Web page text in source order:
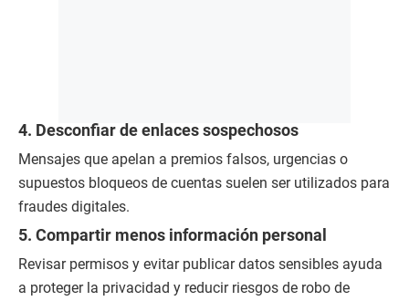
4. Desconfiar de enlaces sospechosos
Mensajes que apelan a premios falsos, urgencias o
supuestos bloqueos de cuentas suelen ser utilizados para
fraudes digitales.
5. Compartir menos información personal
Revisar permisos y evitar publicar datos sensibles ayuda
a proteger la privacidad y reducir riesgos de robo de